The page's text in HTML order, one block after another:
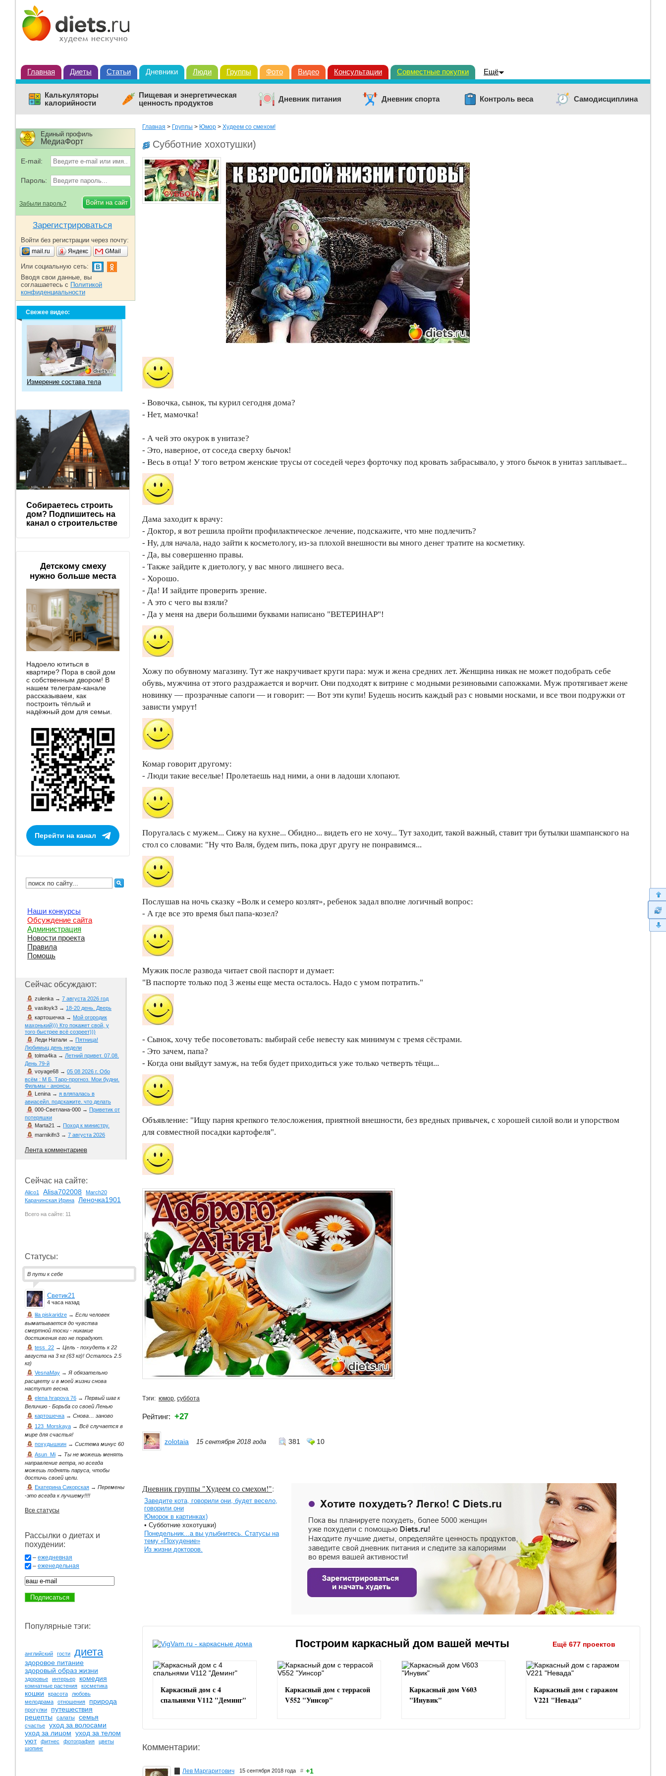
Главная Диеты Статьи Дневники Люди Группы Фото Видео Консультации Совместные покупки Ещё
Калькуляторы
калорийности
Пищевая и энергетическая
ценность продуктов
Дневник питания Дневник спорта Контроль веса Самодисциплина
Главная > Группы > Юмор > Худеем со смехом!
Субботние хохотушки)
- Вовочка, сынок, ты курил сегодня дома?
- Нет, мамочка!
- А чей это окурок в унитазе?
- Это, наверное, от соседа сверху бычок!
- Весь в отца! У того ветром женские трусы от соседей через форточку под кровать забрасывало, у этого бычок в унитаз заплывает...
Дама заходит к врачу:
- Доктор, я вот решила пройти профилактическое лечение, подскажите, что мне подлечить?
- Ну, для начала, надо зайти к косметологу, из-за плохой внешности вы много денег тратите на косметику.
- Да, вы совершенно правы.
- Также зайдите к диетологу, у вас много лишнего веса.
- Хорошо.
- Да! И зайдите проверить зрение.
- А это с чего вы взяли?
- Да у меня на двери большими буквами написано "ВЕТЕРИНАР"!
Хожу по обувному магазину. Тут же накручивает круги пара: муж и жена средних лет. Женщина никак не может подобрать себе
обувь, мужчина от этого раздражается и ворчит. Они подходят к витрине с модными резиновыми сапожками. Муж протягивает жене
новинку — прозрачные сапоги — и говорит: — Вот эти купи! Будешь носить каждый раз с новыми носками, и все твои подружки от
зависти умрут!
Комар говорит другому:
- Люди такие веселые! Пролетаешь над ними, а они в ладоши хлопают.
Поругалась с мужем... Сижу на кухне... Обидно... видеть его не хочу... Тут заходит, такой важный, ставит три бутылки шампанского на
стол со словами: "Ну что Валя, будем пить, пока друг другу не понравимся...
Послушав на ночь сказку «Волк и семеро козлят», ребенок задал вполне логичный вопрос:
- А где все это время был папа-козел?
Мужик после развода читает свой паспорт и думает:
"В паспорте только под 3 жены еще места осталось. Надо с умом потратить."
- Сынок, хочу тебе посоветовать: выбирай себе невесту как минимум с тремя сёстрами.
- Это зачем, папа?
- Когда они выйдут замуж, на тебя будет приходиться уже только четверть тёщи...
Объявление: "Ищу парня крепкого телосложения, приятной внешности, без вредных привычек, с хорошей силой воли и упорством
для совместной посадки картофеля".
Тэги: юмор, суббота
Рейтинг: +27
zolotaia 15 сентября 2018 года 381 10
Дневник группы "Худеем со смехом!":
Заведите кота, говорили они, будет весело,
говорили они
Юморок в картинках)
• Субботние хохотушки)
Понедельник...а вы улыбнитесь. Статусы на
тему «Похудение»
Из жизни докторов.
Построим каркасный дом вашей мечты Ещё 677 проектов
Каркасный дом с 4
спальнями V112 "Деминг"
Каркасный дом с террасой
V552 "Уинсор"
Каркасный дом V603
"Инувик"
Каркасный дом с гаражом
V221 "Невада"
Комментарии:
Лев Маргаритович 15 сентября 2018 года # +1
Единый профиль
МедиаФорт
E-mail:
Пароль:
Забыли пароль?
Зарегистрироваться
Войти без регистрации через почту:
mail.ru Яндекс GMail
Или социальную сеть:
Вводя свои данные, вы
соглашаетесь с Политикой
конфиденциальности
Свежее видео:
Измерение состава тела
Собираетесь строить
дом? Подпишитесь на
канал о строительстве
Детскому смеху
нужно больше места
Надоело ютиться в
квартире? Пора в свой дом
с собственным двором! В
нашем телеграм-канале
рассказываем, как
построить тёплый и
надёжный дом для семьи.
Перейти на канал
Наши конкурсы
Обсуждение сайта
Администрация
Новости проекта
Правила
Помощь
Сейчас обсуждают:
zulenka → 7 августа 2026 год
vasiloyk3 → 18-20 день. Дверь
картошечка → Мой огородик
махонький))) Кто покажет свой, у
того быстрее всё созреет)))
Леди Натали → Пятница!
Любимыц день недели
tolma4ka → Летний привет. 07.08.
День 79-й
voyage68 → 05 08 2026 г. Обо
всём : М Б. Таро-прогноз. Мои будни.
Фильмы - анонсы.
Lenina → я вляпалась в
авиасейл. подскажите. что делать
000-Светлана-000 → Приветик от
потеряшки
Marta21 → Поход к министру.
marnikifn3 → 7 августа 2026
Лента комментариев
Сейчас на сайте:
Alico1 Alisa702008
March20
Карачинская Ирина
Леночка1901
Всего на сайте: 11
Статусы:
В пути к себе
Светик21
4 часа назад
lila piskaridze → Если человек
выматывается до чувства
смертной тоски - никакие
достижения его не порадуют.
tess_22 → Цель - похудеть к 22
августа на 3 кг (63 кг)! Осталось 2.5
кг)
VesnaMay →Я обязательно
расцвету и в моей жизни снова
наступит весна.
elena hrapova 76 → Первый шаг к
Величию - Борьба со своей Ленью
картошечка → Снова… заново
123_Morskaya → Всё случается в
мире для счастья!
похудышкин → Система минус 60
Asun_Mi → Ты не можешь менять
направление ветра, но всегда
можешь поднять паруса, чтобы
достичь своей цели.
Екатерина Сикорская → Перемены
-это всегда к лучшему!!!!
Все статусы
Рассылки о диетах и
похудении:
– ежедневная
– еженедельная
Популярные тэги:
английский гости диета
здоровое питание
здоровый образ жизни
здоровье интерьер комедия
комнатные растения косметика
кошки красота
любовь
мелодрама
отношения природа
прогулки
путешествия
рецепты
салаты семья
счастье
уход за волосами
уход за лицом уход за телом
уют
фитнес фотография
цветы
шопинг